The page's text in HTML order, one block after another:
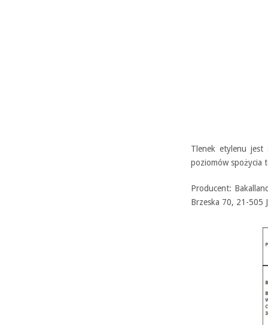
Tlenek etylenu jest
poziomów spożycia
Producent:
Brzeska 70, 21-505